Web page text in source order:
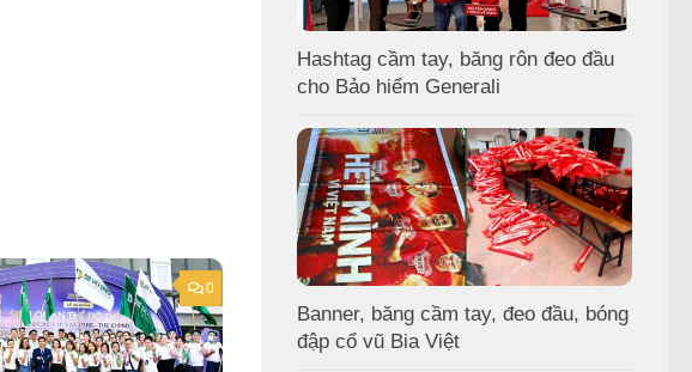
0
Hashtag cầm tay, băng rôn đeo đầu
cho Bảo hiểm Generali
Banner, băng cầm tay, đeo đầu, bóng
đập cổ vũ Bia Việt